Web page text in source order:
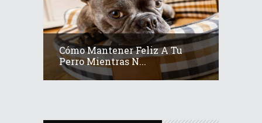
Cómo Mantener Feliz A Tu
Perro Mientras N...